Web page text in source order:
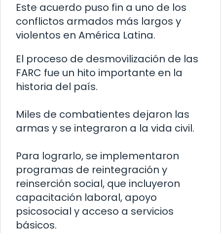
Este acuerdo puso fin a uno de los
conflictos armados más largos y
violentos en América Latina.
El proceso de desmovilización de las
FARC fue un hito importante en la
historia del país.
Miles de combatientes dejaron las
armas y se integraron a la vida civil.
Para lograrlo, se implementaron
programas de reintegración y
reinserción social, que incluyeron
capacitación laboral, apoyo
psicosocial y acceso a servicios
básicos.